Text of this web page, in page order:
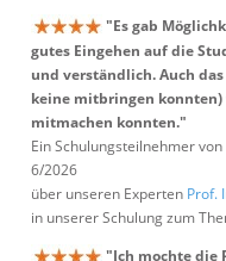
"Es gab
gutes Eingehen auf die
und verständlich. Auch
keine mitbringen
mitmachen konnten."
Ein Schulungsteilnehmer
6/2026
über unseren Experten Prof.
in unserer Schulung zum
"Ich mochte die